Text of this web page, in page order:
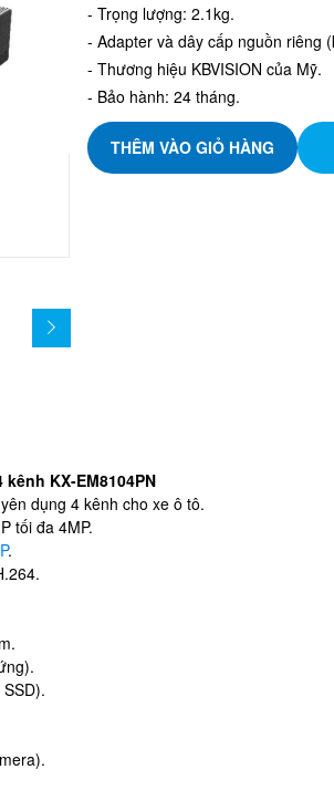
- Trọng lượng: 2.1kg.
- Adapter và dây cấp nguồn riêng
- Thương hiệu KBVISION của Mỹ.
- Bảo hành: 24 tháng.
THÊM VÀO GIỎ HÀNG
KX-EM8104PN
dụng 4 kênh cho xe ô tô.
tối đa 4MP.
.